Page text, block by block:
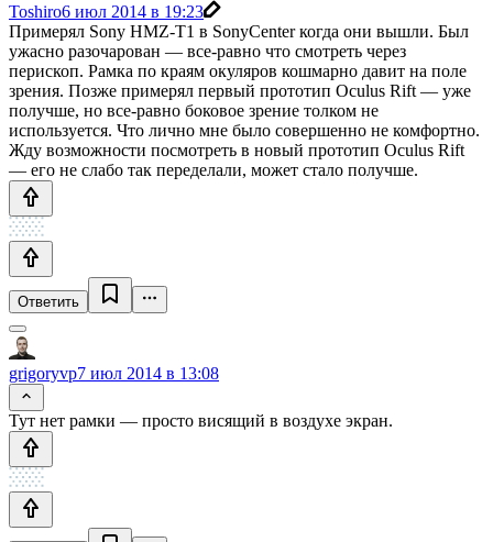
Toshiro6 июл 2014 в 19:23
Примерял Sony HMZ-T1 в SonyCenter когда они вышли. Был
ужасно разочарован — все-равно что смотреть через
перископ. Рамка по краям окуляров кошмарно давит на поле
зрения. Позже примерял первый прототип Oculus Rift — уже
получше, но все-равно боковое зрение толком не
используется. Что лично мне было совершенно не комфортно.
Жду возможности посмотреть в новый прототип Oculus Rift
— его не слабо так переделали, может стало получше.
Ответить
grigoryvp7 июл 2014 в 13:08
Тут нет рамки — просто висящий в воздухе экран.